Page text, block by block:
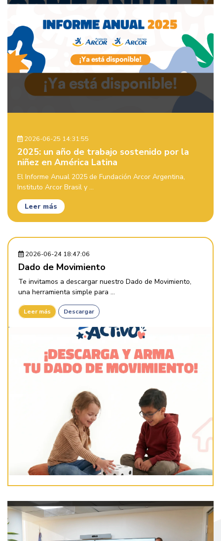
2026-06-25 14:31:55
2025: un año de trabajo sostenido por la
niñez en América Latina
El Informe Anual 2025 de Fundación Arcor Argentina,
Instituto Arcor Brasil y ...
Leer más
2026-06-24 18:47:06
Dado de Movimiento
Te invitamos a descargar nuestro Dado de Movimiento,
una herramienta simple para ...
Leer más Descargar